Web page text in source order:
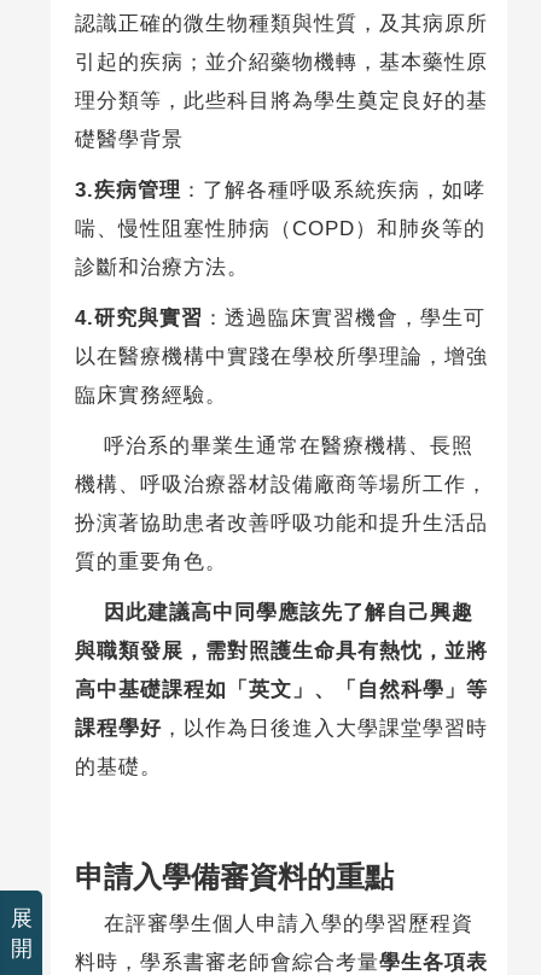
認識正確的微生物種類與性質，及其病原所
引起的疾病；並介紹藥物機轉，基本藥性原
理分類等，此些科目將為學生奠定良好的基
礎醫學背景
3.疾病管理 ：了解各種呼吸系統疾病，如哮
喘、慢性阻塞性肺病（COPD）和肺炎等的
診斷和治療方法。
4.研究與實習 ：透過臨床實習機會，學生可
以在醫療機構中實踐在學校所學理論，增強
臨床實務經驗。
呼治系的畢業生通常在醫療機構、長照
機構、呼吸治療器材設備廠商等場所工作，
扮演著協助患者改善呼吸功能和提升生活品
質的重要角色。
因此建議高中同學應該先了解自己興趣
與職類發展，需對照護生命具有熱忱，並將
高中基礎課程如「英文」、「自然科學」等
課程學好，以作為日後進入大學課堂學習時
的基礎。
申請入學備審資料的重點
在評審學生個人申請入學的學習歷程資
料時，學系書審老師會綜合考量學生各項表
展
開